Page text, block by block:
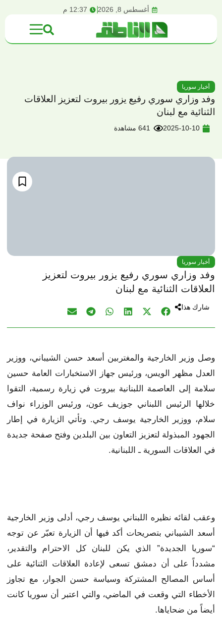
أغسطس 8, 2026 12:37 م
أخبار سوريا
وفد وزاري سوري رفيع يزور بيروت لتعزيز العلاقات
الثنائية مع لبنان
2025-10-10 641 مشاهدة
أخبار سوريا
وفد وزاري سوري رفيع يزور بيروت لتعزيز
العلاقات الثنائية مع لبنان
شارك هذا
وصل وزير الخارجية والمغتربين أسعد حسن الشيباني، ووزير
العدل مظهر الويس، ورئيس جهاز الاستخبارات العامة حسين
سلامة إلى العاصمة اللبنانية بيروت في زيارة رسمية، التقوا
خلالها الرئيس اللبناني جوزيف عون، ورئيس الوزراء نواف
سلام، ووزير الخارجية يوسف رجي. وتأتي الزيارة في إطار
الجهود المبذولة لتعزيز التعاون بين البلدين وفتح صفحة جديدة
في العلاقات السورية ـ اللبنانية.
وعقب لقائه نظيره اللبناني يوسف رجي، أدلى وزير الخارجية
أسعد الشيباني بتصريحات أكد فيها أن الزيارة تعبّر عن توجه
“سوريا الجديدة” الذي يكن للبنان كل الاحترام والتقدير،
مشدداً على أن دمشق تسعى لإعادة العلاقات الثنائية على
أساس المصالح المشتركة وسياسة حسن الجوار، مع تجاوز
الأخطاء التي وقعت في الماضي، والتي اعتبر أن سوريا كانت
أيضاً من ضحاياها.